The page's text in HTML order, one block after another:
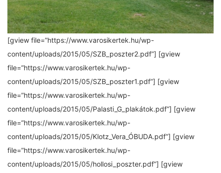
[gview file=”https://www.varosikertek.hu/wp-
content/uploads/2015/05/SZB_poszter2.pdf”] [gview
file=”https://www.varosikertek.hu/wp-
content/uploads/2015/05/SZB_poszter1.pdf”] [gview
file=”https://www.varosikertek.hu/wp-
content/uploads/2015/05/Palasti_G_plakátok.pdf”] [gview
file=”https://www.varosikertek.hu/wp-
content/uploads/2015/05/Klotz_Vera_ÓBUDA.pdf”] [gview
file=”https://www.varosikertek.hu/wp-
content/uploads/2015/05/hollosi_poszter.pdf”] [gview